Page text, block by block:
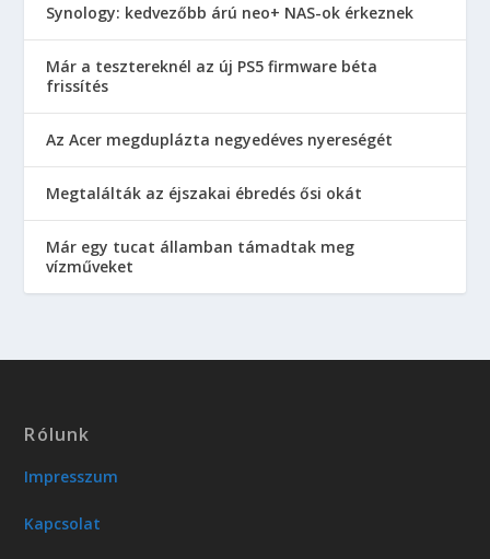
Synology: kedvezőbb árú neo+ NAS-ok érkeznek
Már a tesztereknél az új PS5 firmware béta
frissítés
Az Acer megduplázta negyedéves nyereségét
Megtalálták az éjszakai ébredés ősi okát
Már egy tucat államban támadtak meg
vízműveket
Rólunk
Impresszum
Kapcsolat